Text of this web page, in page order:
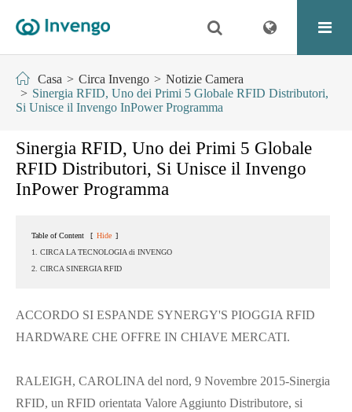
Casa Circa Invengo
Notizie Camera
Sinergia RFID, Uno dei Primi 5 Globale RFID Distributori,
Si Unisce il Invengo InPower Programma
Sinergia RFID, Uno dei Primi 5 Globale
RFID Distributori, Si Unisce il Invengo
InPower Programma
Table of Content [ Hide ]
1. CIRCA LA TECNOLOGIA di INVENGO
2. CIRCA SINERGIA RFID
ACCORDO SI ESPANDE SYNERGY'S PIOGGIA RFID
HARDWARE CHE OFFRE IN CHIAVE MERCATI.
RALEIGH, CAROLINA del nord, 9 Novembre 2015-Sinergia
RFID, un RFID orientata Valore Aggiunto Distributore, si